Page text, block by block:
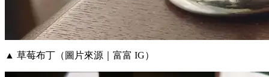
▲ 草莓布丁（圖片來源｜富富 IG）